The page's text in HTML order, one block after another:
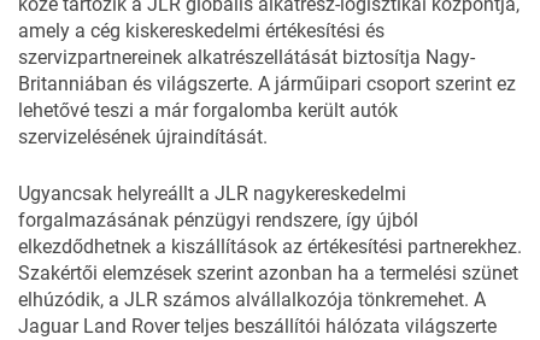
amely a cég kiskereskedelmi értékesítési és
szervizpartnereinek alkatrészellátását biztosítja Nagy-
Britanniában és világszerte. A járműipari csoport szerint ez
lehetővé teszi a már forgalomba került autók
szervizelésének újraindítását.
Ugyancsak helyreállt a JLR nagykereskedelmi
forgalmazásának pénzügyi rendszere, így újból
elkezdődhetnek a kiszállítások az értékesítési partnerekhez.
Szakértői elemzések szerint azonban ha a termelési szünet
elhúzódik, a JLR számos alvállalkozója tönkremehet. A
Jaguar Land Rover teljes beszállítói hálózata világszerte